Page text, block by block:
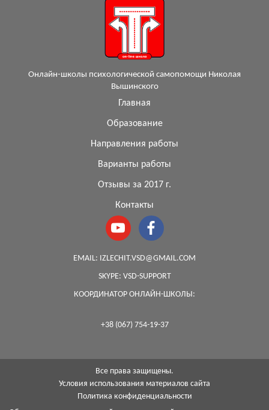
Онлайн-школы психологической самопомощи Николая
Вышинского
Главная
Образование
Направления работы
Варианты работы
Отзывы за 2017 г.
Контакты
EMAIL: IZLECHIT.VSD@GMAIL.COM
SKYPE: VSD-SUPPORT
КООРДИНАТОР ОНЛАЙН-ШКОЛЫ:
+38 (067) 754-19-37
Все права защищены.
Условия использования материалов сайта
Политика конфиденциальности